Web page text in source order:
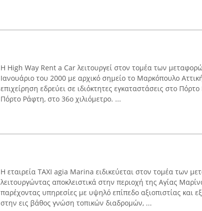
Η High Way Rent a Car λειτουργεί στον τομέα των
Ιανουάριο του 2000 με αρχικό σημείο το Μαρκόπουλο
επιχείρηση εδρεύει σε ιδιόκτητες εγκαταστάσεις στο
Πόρτο Ράφτη, στο 36ο χιλιόμετρο. ...
Η εταιρεία ΤΑΧΙ agia Marina ειδικεύεται στον τομέα των
λειτουργώντας αποκλειστικά στην περιοχή της Αγίας
παρέχοντας υπηρεσίες με υψηλό επίπεδο αξιοπιστίας και
στην εις βάθος γνώση τοπικών διαδρομών, ...